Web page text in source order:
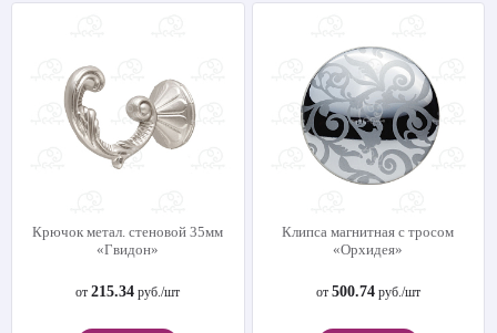
Крючок метал. стеновой 35мм
«Гвидон»
от215.34 руб./шт
Клипса магнитная с тросом
«Орхидея»
от 500.74руб./шт